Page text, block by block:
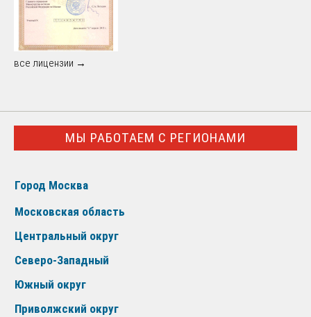
все лицензии →
МЫ РАБОТАЕМ С РЕГИОНАМИ
Город Москва
Московская область
Центральный округ
Северо-Западный
Южный округ
Приволжский округ